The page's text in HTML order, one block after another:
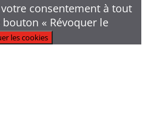
consentement à tout
« Révoquer le
les cookies